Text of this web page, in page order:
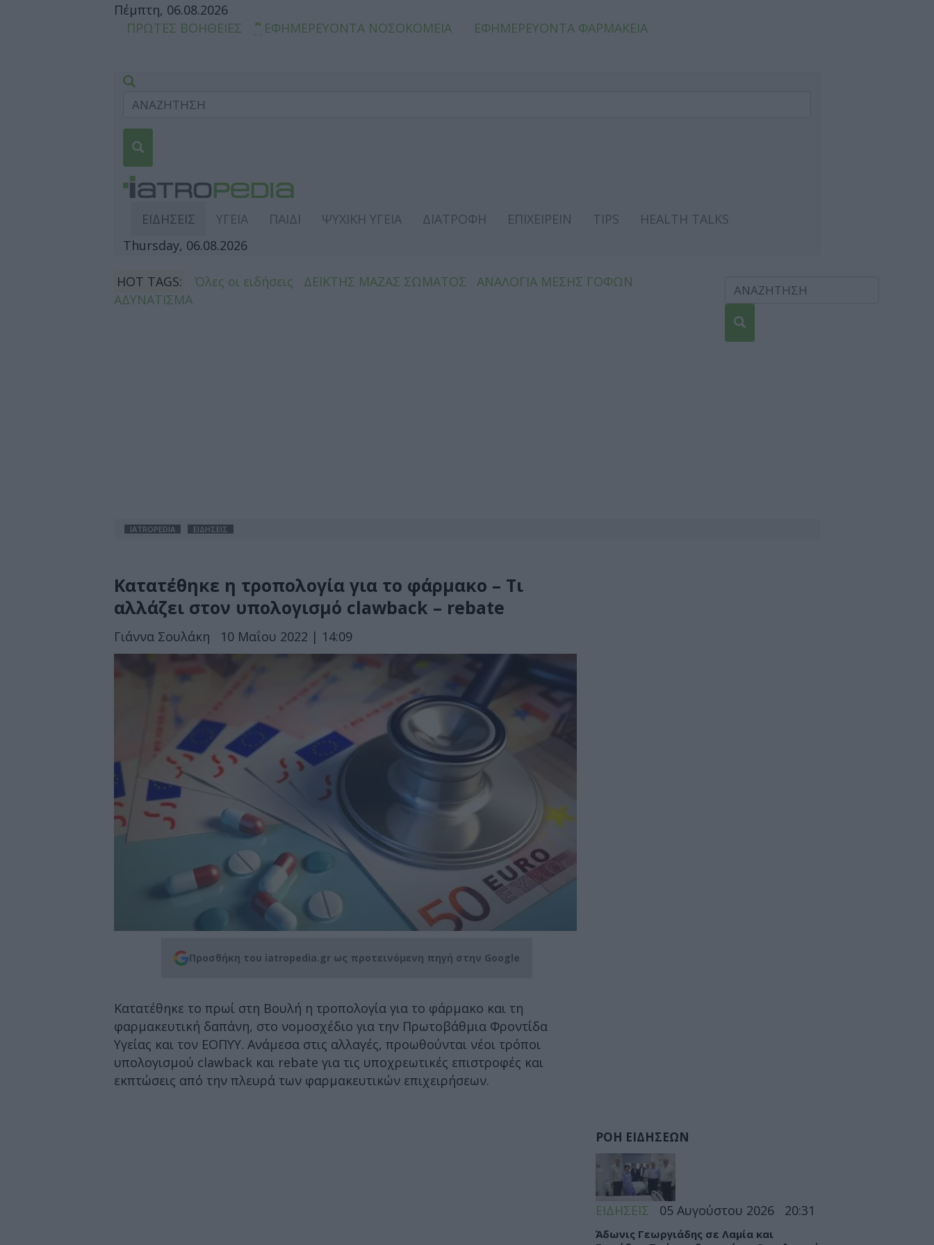
Πέμπτη, 06.08.2026
ΠΡΩΤΕΣ ΒΟΗΘΕΙΕΣ
ΕΦΗΜΕΡΕΥΟΝΤΑ ΝΟΣΟΚΟΜΕΙΑ ΕΦΗΜΕΡΕΥΟΝΤΑ ΦΑΡΜΑΚΕΙΑ
ΕΙΔΗΣΕΙΣ ΥΓΕΙΑ ΠΑΙΔΙ ΨΥΧΙΚΗ ΥΓΕΙΑ ΔΙΑΤΡΟΦΗ ΕΠΙΧΕΙΡΕΙΝ TIPS
HEALTH TALKS
Thursday, 06.08.2026
HOT TAGS: Όλες οι ειδήσεις ΔΕΙΚΤΗΣ ΜΑΖΑΣ ΣΩΜΑΤΟΣ
ΑΝΑΛΟΓΙΑ ΜΕΣΗΣ ΓΟΦΩΝ
ΑΔΥΝΑΤΙΣΜΑ
IATROPEDIA ΕΙΔΗΣΕΙΣ
Κατατέθηκε η τροπολογία για το φάρμακο – Τι
αλλάζει στον υπολογισμό clawback – rebate
Γιάννα Σουλάκη 10 Μαΐου 2022 | 14:09
Προσθήκη του iatropedia.gr ως προτεινόμενη πηγή στην Google
Κατατέθηκε το πρωί στη Βουλή η τροπολογία για το φάρμακο και τη
φαρμακευτική δαπάνη, στο νομοσχέδιο για την Πρωτοβάθμια Φροντίδα
Υγείας και τον ΕΟΠΥΥ. Ανάμεσα στις αλλαγές, προωθούνται νέοι τρόποι
υπολογισμού clawback και rebate για τις υποχρεωτικές επιστροφές και
εκπτώσεις από την πλευρά των φαρμακευτικών επιχειρήσεων.
ΡΟΗ ΕΙΔΗΣΕΩΝ
ΕΙΔΗΣΕΙΣ 05 Αυγούστου 2026 20:31
Άδωνις Γεωργιάδης σε Λαμία και